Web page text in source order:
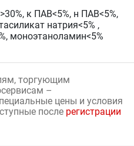
к ПАВ<5%, н ПАВ<5%,
натрия<5% ,
моноэтаноламин<5%
торгующим
–
цены и условия
после регистрации